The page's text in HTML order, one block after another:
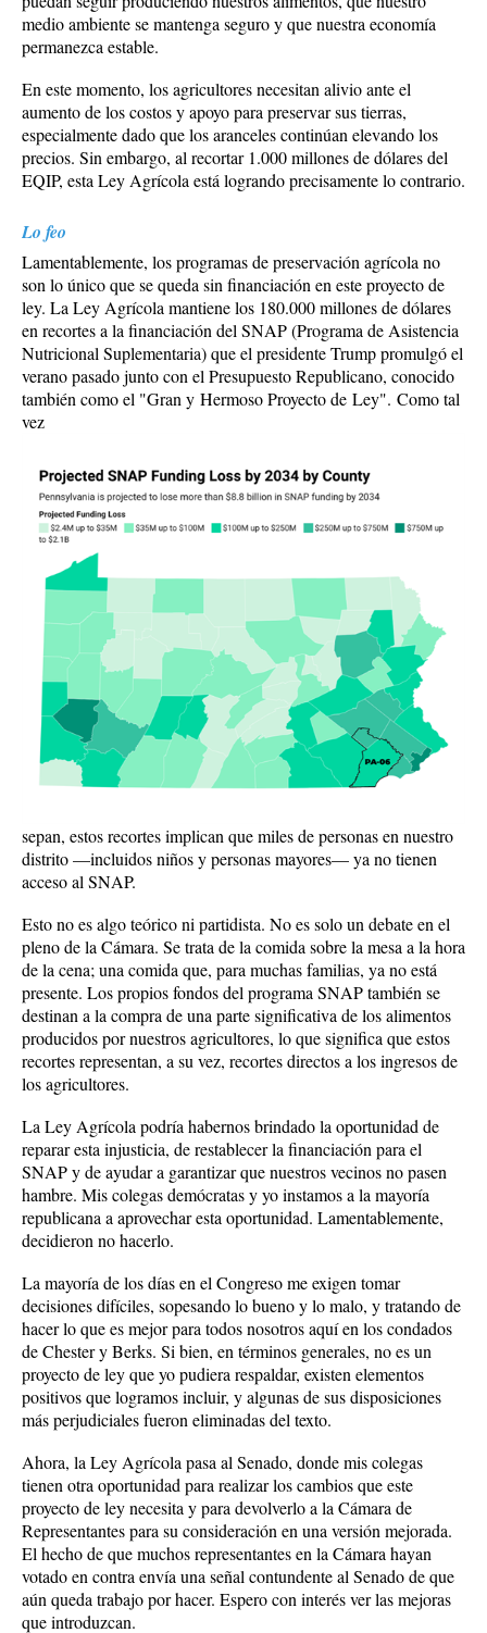
medio ambiente se mantenga seguro y que nuestra economía
permanezca estable.
En este momento, los agricultores necesitan alivio ante el
aumento de los costos y apoyo para preservar sus tierras,
especialmente dado que los aranceles continúan elevando los
precios. Sin embargo, al recortar 1.000 millones de dólares del
EQIP, esta Ley Agrícola está logrando precisamente lo contrario.
Lo feo
Lamentablemente, los programas de preservación agrícola no
son lo único que se queda sin financiación en este proyecto de
ley. La Ley Agrícola mantiene los 180.000 millones de dólares
en recortes a la financiación del SNAP (Programa de Asistencia
Nutricional Suplementaria) que el presidente Trump promulgó el
verano pasado junto con el Presupuesto Republicano, conocido
también como el "Gran y Hermoso Proyecto de Ley". Como tal
vez
sepan, estos recortes implican que miles de personas en nuestro
distrito —incluidos niños y personas mayores— ya no tienen
acceso al SNAP.
Esto no es algo teórico ni partidista. No es solo un debate en el
pleno de la Cámara. Se trata de la comida sobre la mesa a la hora
de la cena; una comida que, para muchas familias, ya no está
presente. Los propios fondos del programa SNAP también se
destinan a la compra de una parte significativa de los alimentos
producidos por nuestros agricultores, lo que significa que estos
recortes representan, a su vez, recortes directos a los ingresos de
los agricultores.
La Ley Agrícola podría habernos brindado la oportunidad de
reparar esta injusticia, de restablecer la financiación para el
SNAP y de ayudar a garantizar que nuestros vecinos no pasen
hambre. Mis colegas demócratas y yo instamos a la mayoría
republicana a aprovechar esta oportunidad. Lamentablemente,
decidieron no hacerlo.
La mayoría de los días en el Congreso me exigen tomar
decisiones difíciles, sopesando lo bueno y lo malo, y tratando de
hacer lo que es mejor para todos nosotros aquí en los condados
de Chester y Berks. Si bien, en términos generales, no es un
proyecto de ley que yo pudiera respaldar, existen elementos
positivos que logramos incluir, y algunas de sus disposiciones
más perjudiciales fueron eliminadas del texto.
Ahora, la Ley Agrícola pasa al Senado, donde mis colegas
tienen otra oportunidad para realizar los cambios que este
proyecto de ley necesita y para devolverlo a la Cámara de
Representantes para su consideración en una versión mejorada.
El hecho de que muchos representantes en la Cámara hayan
votado en contra envía una señal contundente al Senado de que
aún queda trabajo por hacer. Espero con interés ver las mejoras
que introduzcan.